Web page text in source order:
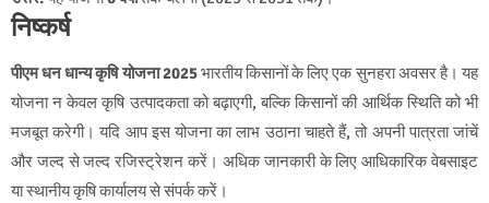
निष्कर्ष
पीएम धन धान्य कृषि योजना 2025भारतीय किसानों के लिए एक सुनहरा अवसर है। यह
योजना न केवल कृषि उत्पादकता को बढ़ाएगी, बल्कि किसानों की आर्थिक स्थिति को भी
मजबूत करेगी। यदि आप इस योजना का लाभ उठाना चाहते हैं, तो अपनी पात्रता जांचें
और जल्द से जल्द रजिस्ट्रेशन करें। अधिक जानकारी के लिए आधिकारिक वेबसाइट
या स्थानीय कृषि कार्यालय से संपर्क करें।